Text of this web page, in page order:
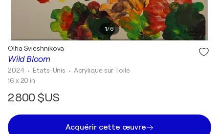
1/6
Wild Bloom
Olha Svieshnikova
2024 • États-Unis • Acrylique sur Toile
16 x 20 in
2 800 $US
Acquérir cette œuvre